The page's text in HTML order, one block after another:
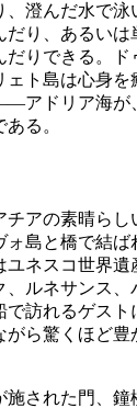
、澄んだ水で
だり、あるいは
だりできる。
ェト島は心身
アドリア海が
る。
チアの素晴ら
ォ島と橋で結ば
ユネスコ世界遺
、ルネサンス
で訪れるゲス
がら驚くほど
施された門、鐘